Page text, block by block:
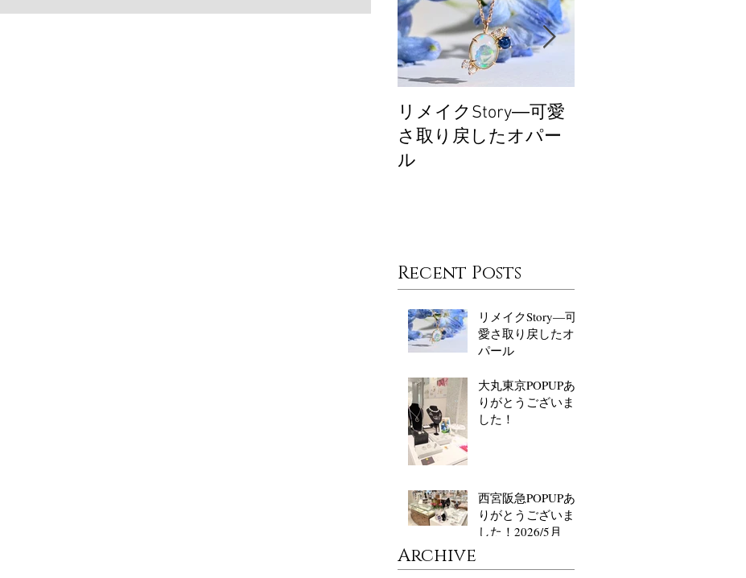
リメイクStory―可愛
さ取り戻したオパー
ル
Recent Posts
リメイクStory―可
愛さ取り戻したオ
パール
大丸東京POPUPあ
りがとうございま
した！
西宮阪急POPUPあ
りがとうございま
した！2026/5月
​Archive